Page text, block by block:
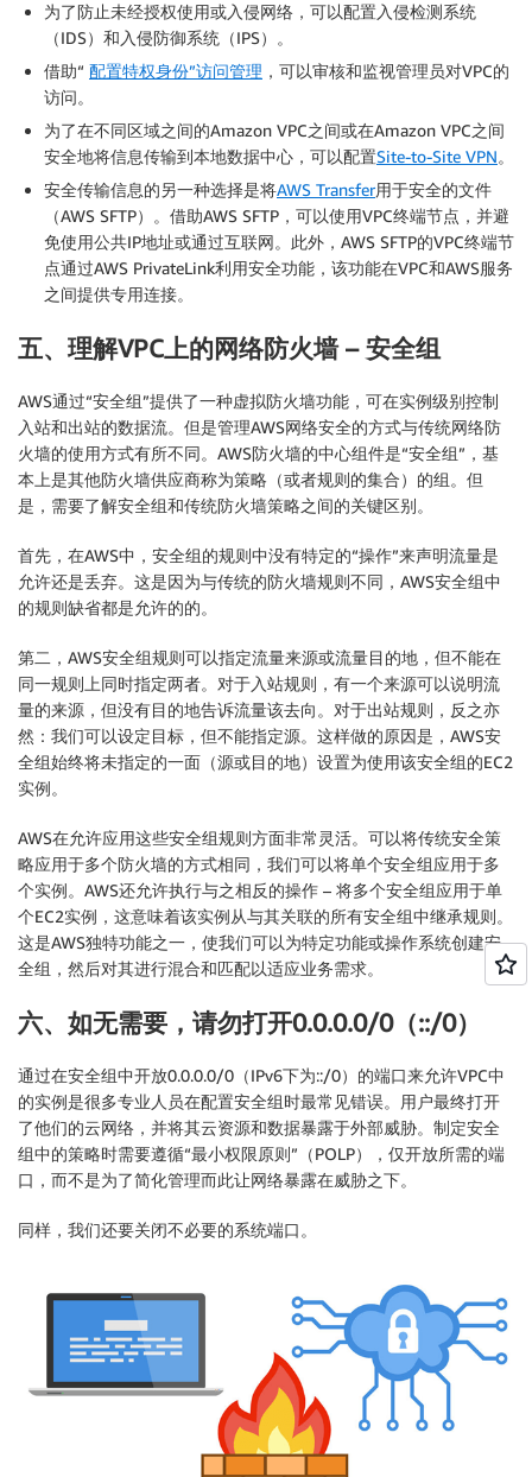
为了防止未经授权使用或入侵网络，可以配置入侵检测系统
（IDS）和入侵防御系统（IPS）。
借助“ 配置特权身份”访问管理 ，可以审核和监视管理员对VPC的
访问。
为了在不同区域之间的Amazon VPC之间或在Amazon VPC之间
安全地将信息传输到本地数据中心，可以配置Site-to-Site VPN。
安全传输信息的另一种选择是将AWS Transfer用于安全的文件
（AWS SFTP）。借助AWS SFTP，可以使用VPC终端节点，并避
免使用公共IP地址或通过互联网。此外，AWS SFTP的VPC终端节
点通过AWS PrivateLink利用安全功能，该功能在VPC和AWS服务
之间提供专用连接。
五、理解VPC上的网络防火墙 – 安全组
AWS通过“安全组”提供了一种虚拟防火墙功能，可在实例级别控制
入站和出站的数据流。但是管理AWS网络安全的方式与传统网络防
火墙的使用方式有所不同。AWS防火墙的中心组件是“安全组”，基
本上是其他防火墙供应商称为策略（或者规则的集合）的组。但
是，需要了解安全组和传统防火墙策略之间的关键区别。
首先，在AWS中，安全组的规则中没有特定的“操作”来声明流量是
允许还是丢弃。这是因为与传统的防火墙规则不同，AWS安全组中
的规则缺省都是允许的的。
第二，AWS安全组规则可以指定流量来源或流量目的地，但不能在
同一规则上同时指定两者。对于入站规则，有一个来源可以说明流
量的来源，但没有目的地告诉流量该去向。对于出站规则，反之亦
然：我们可以设定目标，但不能指定源。这样做的原因是，AWS安
全组始终将未指定的一面（源或目的地）设置为使用该安全组的EC2
实例。
AWS在允许应用这些安全组规则方面非常灵活。可以将传统安全策
略应用于多个防火墙的方式相同，我们可以将单个安全组应用于多
个实例。AWS还允许执行与之相反的操作 – 将多个安全组应用于单
个EC2实例，这意味着该实例从与其关联的所有安全组中继承规则。
这是AWS独特功能之一，使我们可以为特定功能或操作系统创建安
全组，然后对其进行混合和匹配以适应业务需求。
六、如无需要，请勿打开0.0.0.0/0（::/0）
通过在安全组中开放0.0.0.0/0（IPv6下为::/0）的端口来允许VPC中
的实例是很多专业人员在配置安全组时最常见错误。用户最终打开
了他们的云网络，并将其云资源和数据暴露于外部威胁。制定安全
组中的策略时需要遵循“最小权限原则”（POLP），仅开放所需的端
口，而不是为了简化管理而此让网络暴露在威胁之下。
同样，我们还要关闭不必要的系统端口。